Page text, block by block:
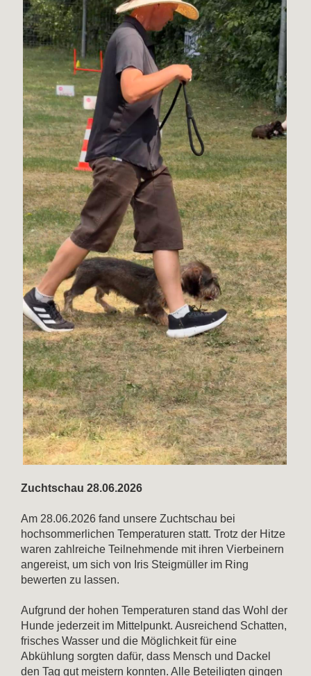
Zuchtschau 28.06.2026
Am 28.06.2026 fand unsere Zuchtschau bei
hochsommerlichen Temperaturen statt. Trotz der Hitze
waren zahlreiche Teilnehmende mit ihren Vierbeinern
angereist, um sich von Iris Steigmüller im Ring
bewerten zu lassen.
Aufgrund der hohen Temperaturen stand das Wohl der
Hunde jederzeit im Mittelpunkt. Ausreichend Schatten,
frisches Wasser und die Möglichkeit für eine
Abkühlung sorgten dafür, dass Mensch und Dackel
den Tag gut meistern konnten. Alle Beteiligten gingen